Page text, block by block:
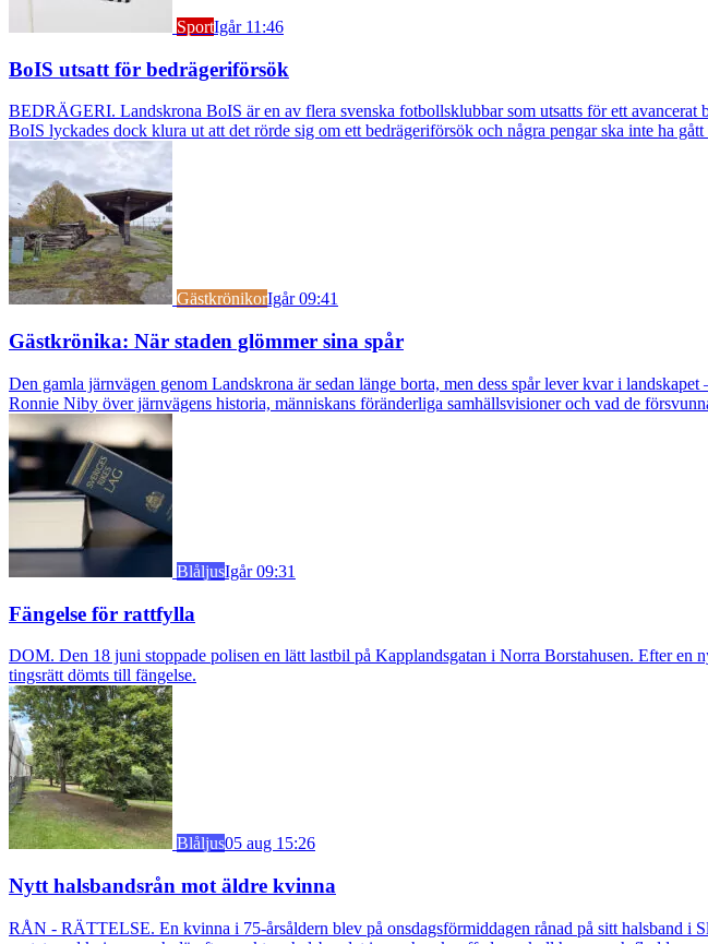
SportIgår 11:46
BoIS utsatt för bedrägeriförsök
BEDRÄGERI. Landskrona BoIS är en av flera svenska fotbollsklubbar som utsatts för ett
BoIS lyckades dock klura ut att det rörde sig om ett bedrägeriförsök och några pengar ska inte ha
GästkrönikorIgår 09:41
Gästkrönika: När staden glömmer sina spår
Den gamla järnvägen genom Landskrona är sedan länge borta, men dess spår lever kvar i
Ronnie Niby över järnvägens historia, människans föränderliga samhällsvisioner och vad de
BlåljusIgår 09:31
Fängelse för rattfylla
DOM. Den 18 juni stoppade polisen en lätt lastbil på Kapplandsgatan i Norra Borstahusen. Efter
tingsrätt dömts till fängelse.
Blåljus05 aug 15:26
Nytt halsbandsrån mot äldre kvinna
RÅN - RÄTTELSE. En kvinna i 75-årsåldern blev på onsdagsförmiddagen rånad på sitt halsband i